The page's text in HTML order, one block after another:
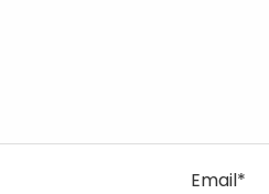
Email*